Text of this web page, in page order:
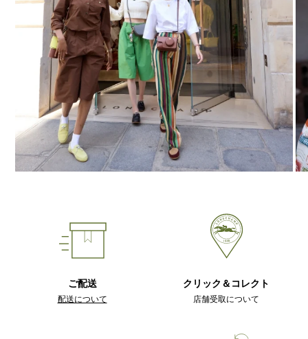
ご配送
配送について
クリック＆コレクト
店舗受取について